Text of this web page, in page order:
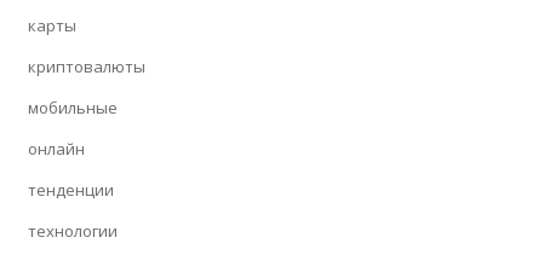
карты
криптовалюты
мобильные
онлайн
тенденции
технологии